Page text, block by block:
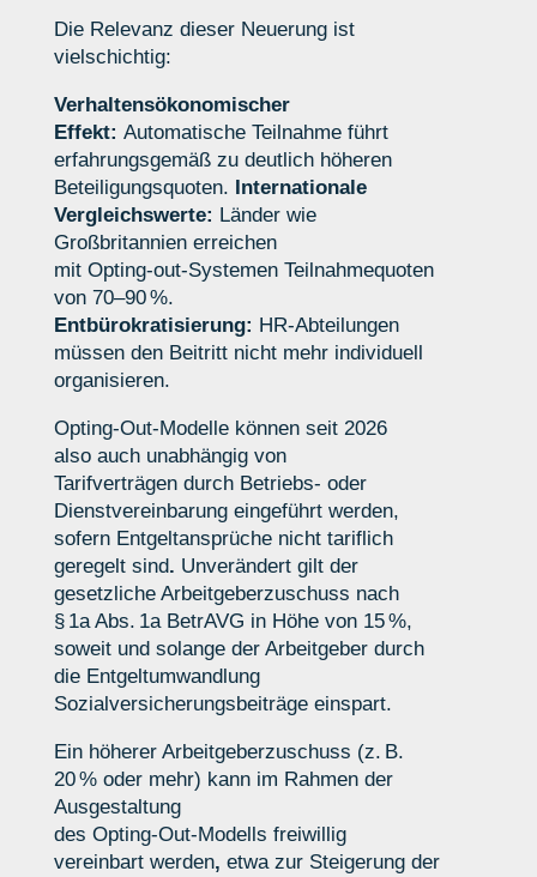
Die Relevanz dieser Neuerung ist
vielschichtig:
Verhaltensökonomischer
Effekt: Automatische Teilnahme führt
erfahrungsgemäß zu deutlich höheren
Beteiligungsquoten. Internationale
Vergleichswerte: Länder wie
Großbritannien erreichen
mit Opting‑out‑Systemen Teilnahmequoten
von 70–90 %.
Entbürokratisierung: HR‑Abteilungen
müssen den Beitritt nicht mehr individuell
organisieren.
Opting‑Out‑Modelle können seit 2026
also auch unabhängig von
Tarifverträgendurch Betriebs- oder
Dienstvereinbarungeingeführt werden,
sofern Entgeltansprüche nicht tariflich
geregelt sind. Unverändert gilt der
gesetzliche Arbeitgeberzuschuss nach
§ 1a Abs. 1a BetrAVG in Höhe von 15 %,
soweit und solange der Arbeitgeber durch
die Entgeltumwandlung
Sozialversicherungsbeiträge einspart.
Ein höherer Arbeitgeberzuschuss (z. B.
20 % oder mehr) kann im Rahmen der
Ausgestaltung
des Opting‑Out‑Modells freiwillig
vereinbart werden, etwa zur Steigerung der